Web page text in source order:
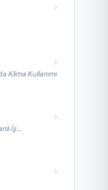
Klima Kullanımı
İş